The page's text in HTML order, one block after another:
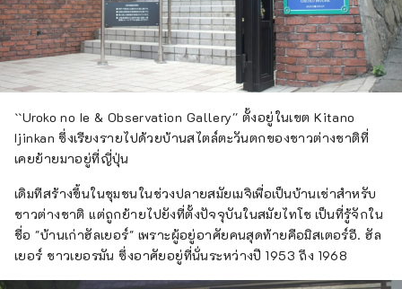
``Uroko no Ie & Observation Gallery'' ตั้งอยู่ในเขต Kitano
Ijinkan ซึ่งเรียงรายไปด้วยบ้านสไตล์ตะวันตกของชาวต่างชาติที่
เคยย้ายมาอยู่ที่ญี่ปุ่น
เดิมทีสร้างขึ้นในชุมชนในช่วงปลายสมัยเมจิเพื่อเป็นบ้านเช่าสำหรับ
ชาวต่างชาติ แต่ถูกย้ายไปยังที่ตั้งปัจจุบันในสมัยไทโช เป็นที่รู้จักใน
ชื่อ "บ้านเก่าฮัลเยอร์" เพราะผู้อยู่อาศัยคนสุดท้ายคือมิสเตอร์อี. ฮัล
เยอร์ ชาวเยอรมัน ซึ่งอาศัยอยู่ที่นั่นระหว่างปี 1953 ถึง 1968